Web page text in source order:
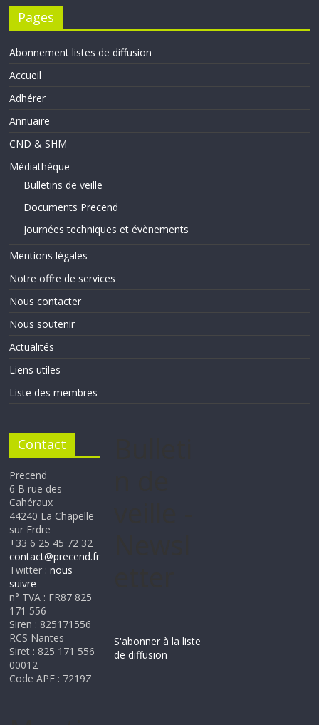
Pages
Abonnement listes de diffusion
Accueil
Adhérer
Annuaire
CND & SHM
Médiathèque
Bulletins de veille
Documents Precend
Journées techniques et évènements
Mentions légales
Notre offre de services
Nous contacter
Nous soutenir
Actualités
Liens utiles
Liste des membres
Contact
Precend
6 B rue des
Cahéraux
44240 La Chapelle
sur Erdre
+33 6 25 45 72 32
contact@precend.fr
Twitter :nous
suivre
n° TVA : FR87 825
171 556
Siren : 825171556
RCS Nantes
Siret : 825 171 556
00012
Code APE : 7219Z
S'abonner à la liste
de diffusion